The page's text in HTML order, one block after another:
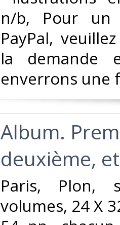
n/b, Pour un
PayPal,
la demande
enverrons une
‎Album.
deuxième,
‎Paris, Plon,
volumes, 24 X